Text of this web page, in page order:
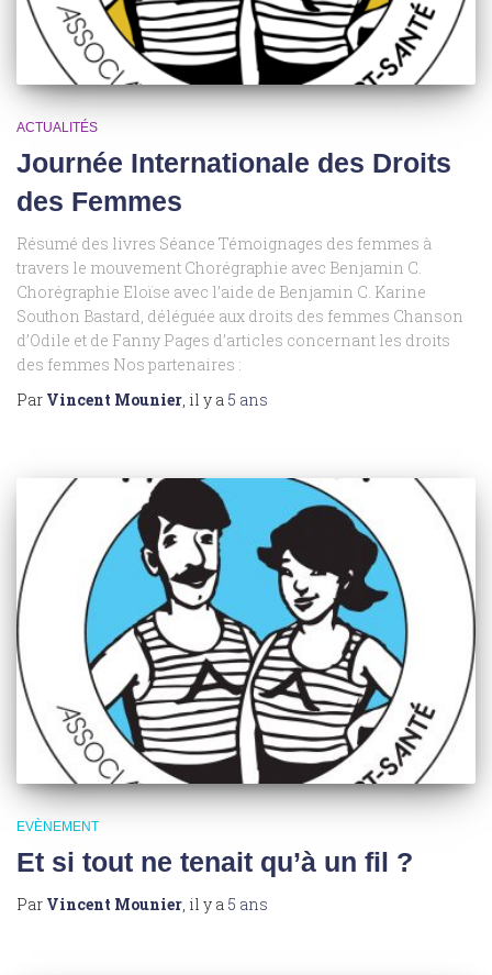
ACTUALITÉS
Journée Internationale des Droits
des Femmes
Résumé des livres Séance Témoignages des femmes à
travers le mouvement Chorégraphie avec Benjamin C.
Chorégraphie Eloïse avec l’aide de Benjamin C. Karine
Southon Bastard, déléguée aux droits des femmes Chanson
d’Odile et de Fanny Pages d’articles concernant les droits
des femmes Nos partenaires :
Par Vincent Mounier , il y a 5 ans
EVÈNEMENT
Et si tout ne tenait qu’à un fil ?
Par Vincent Mounier, il y a 5 ans